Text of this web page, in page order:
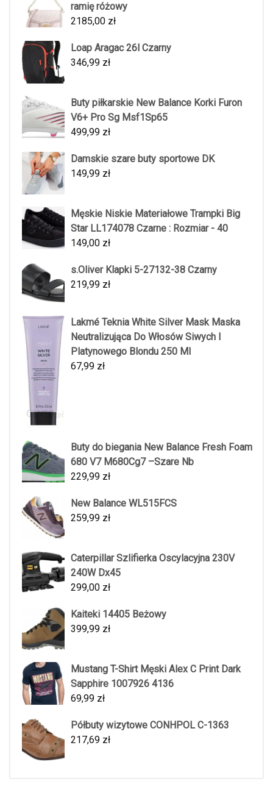
ramię różowy
2185,00 zł
Loap Aragac 26l Czarny
346,99 zł
Buty piłkarskie New Balance Korki Furon
V6+ Pro Sg Msf1Sp65
499,99 zł
Damskie szare buty sportowe DK
149,99 zł
Męskie Niskie Materiałowe Trampki Big
Star LL174078 Czarne : Rozmiar - 40
149,00 zł
s.Oliver Klapki 5-27132-38 Czarny
219,99 zł
Lakmé Teknia White Silver Mask Maska
Neutralizująca Do Włosów Siwych I
Platynowego Blondu 250 Ml
67,99 zł
Buty do biegania New Balance Fresh Foam
680 V7 M680Cg7 –Szare Nb
229,99 zł
New Balance WL515FCS
259,99 zł
Caterpillar Szlifierka Oscylacyjna 230V
240W Dx45
299,00 zł
Kaiteki 14405 Beżowy
399,99 zł
Mustang T-Shirt Męski Alex C Print Dark
Sapphire 1007926 4136
69,99 zł
Półbuty wizytowe CONHPOL C-1363
217,69 zł